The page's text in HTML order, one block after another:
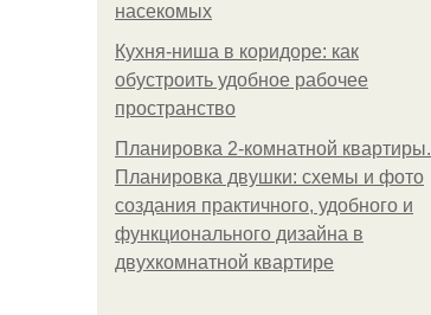
насекомых
Кухня-ниша в коридоре: как
обустроить удобное рабочее
пространство
Планировка 2-комнатной квартиры.
Планировка двушки: схемы и фото
создания практичного, удобного и
функционального дизайна в
двухкомнатной квартире